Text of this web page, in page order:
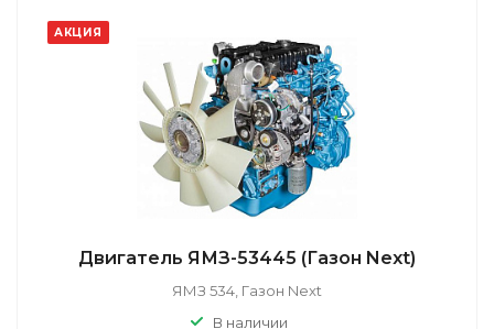
АКЦИЯ
Двигатель ЯМЗ-53445 (Газон Next)
ЯМЗ 534, Газон Next
В наличии